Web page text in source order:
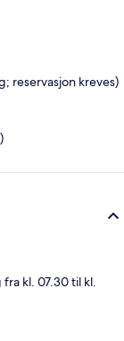
reservasjon kreves)
kl. 07.30 til kl.